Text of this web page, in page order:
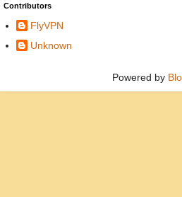
Contributors
FlyVPN
Unknown
Powered by